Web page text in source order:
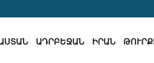
ԱԴՐԲԵՋԱՆ ԻՐԱՆ